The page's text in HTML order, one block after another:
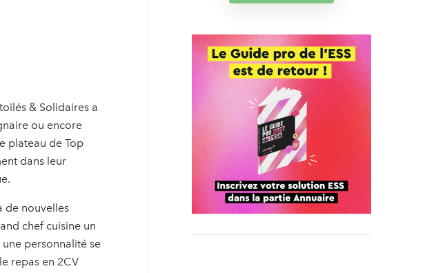
& Solidaires a
ou encore
plateau de Top
dans leur
de nouvelles
chef cuisine un
personnalité se
repas en 2CV